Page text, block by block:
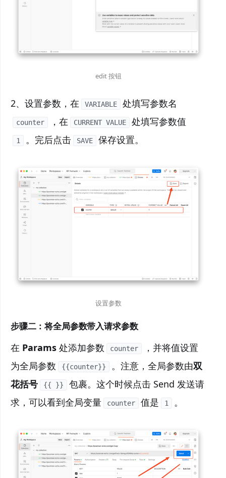
edit 按钮
2、设置参数，在 VARIABLE 处填写参数名
counter ，在 CURRENT VALUE 处填写参数值
1 。完后点击 SAVE 保存设置。
设置参数
步骤二：将全局参数带入请求参数
在 Params 处添加参数 counter
，并将值设置
为全局参数
{{counter}} 。注意，全局参数由双
花括号
{{ }}
包裹。这个时候点击 Send 发送请
求，可以看到全局变量
counter 值是 1 。